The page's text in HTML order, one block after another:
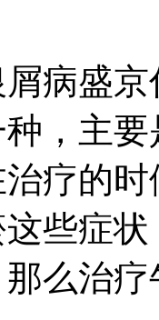
病盛
，主
疗的
些症
么治